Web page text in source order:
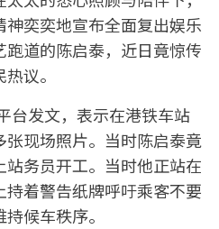
奕奕地宣布全面复出娱乐
道的陈启泰，近日竟惊传
议。
台发文，表示在港铁车站
现场照片。当时陈启泰竟
务员开工。当时他正站在
着警告纸牌呼吁乘客不要
候车秩序。